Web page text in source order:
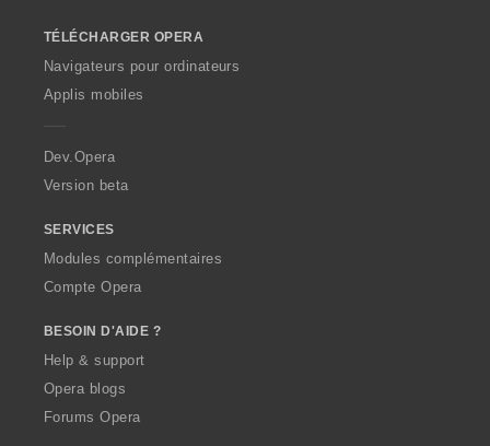
w
O
p
a
TÉLÉCHARGER OPERA
Navigateurs pour ordinateurs
Applis mobiles
Dev.Opera
Version beta
SERVICES
Modules complémentaires
Compte Opera
BESOIN D'AIDE ?
Help & support
Opera blogs
Forums Opera